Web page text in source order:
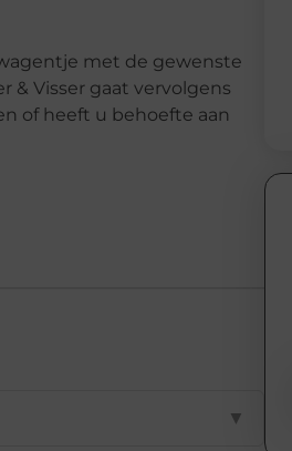
met de gewenste
Visser gaat vervolgens
of heeft u behoefte aan
▼